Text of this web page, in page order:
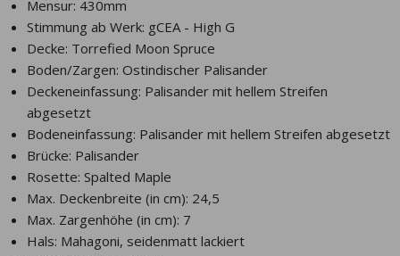
Mensur: 430mm
Stimmung ab Werk: gCEA - High G
Decke: Torrefied Moon Spruce
Boden/Zargen: Ostindischer Palisander
Deckeneinfassung: Palisander mit hellem Streifen
abgesetzt
Bodeneinfassung: Palisander mit hellem Streifen abgesetzt
Brücke: Palisander
Rosette: Spalted Maple
Max. Deckenbreite (in cm): 24,5
Max. Zargenhöhe (in cm): 7
Hals: Mahagoni, seidenmatt lackiert
sind in dieser Zeit nicht möglich. Falls du etwas retournieren möchtest, dann
melde deine Retoure bitte unbedingt per E-Mail an. Beratung (per E-Mail)
dauert etwas länger als gewöhnlich.
Mahalo!
PS. Damit du auch in Zukunft nichts verpasst, melde dich für unseren
Newsletter an.
Erlaubnis zum Marketing: Bitte wähle aus, wie du von uns hören möchtest:
E-Mail
Du kannst dich jederzeit abmelden, indem du auf den Link in der Fußzeile unserer E-Mails klickst. Informationen
Anmelden!